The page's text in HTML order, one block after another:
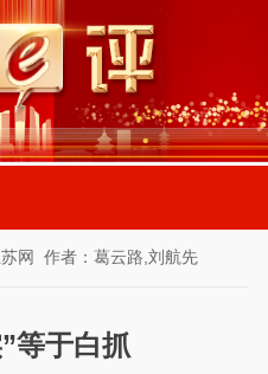
网 作者：葛云路,刘航先
等于白抓